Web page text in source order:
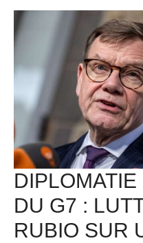
DU G7 :
RUBIO SUR